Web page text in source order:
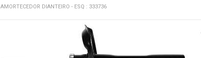
AMORTECEDOR DIANTEIRO - ESQ : 333736